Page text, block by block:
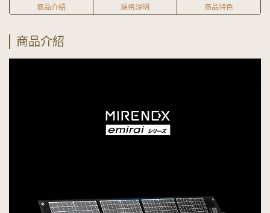
商品介紹 規格說明 商品特色
商品介紹